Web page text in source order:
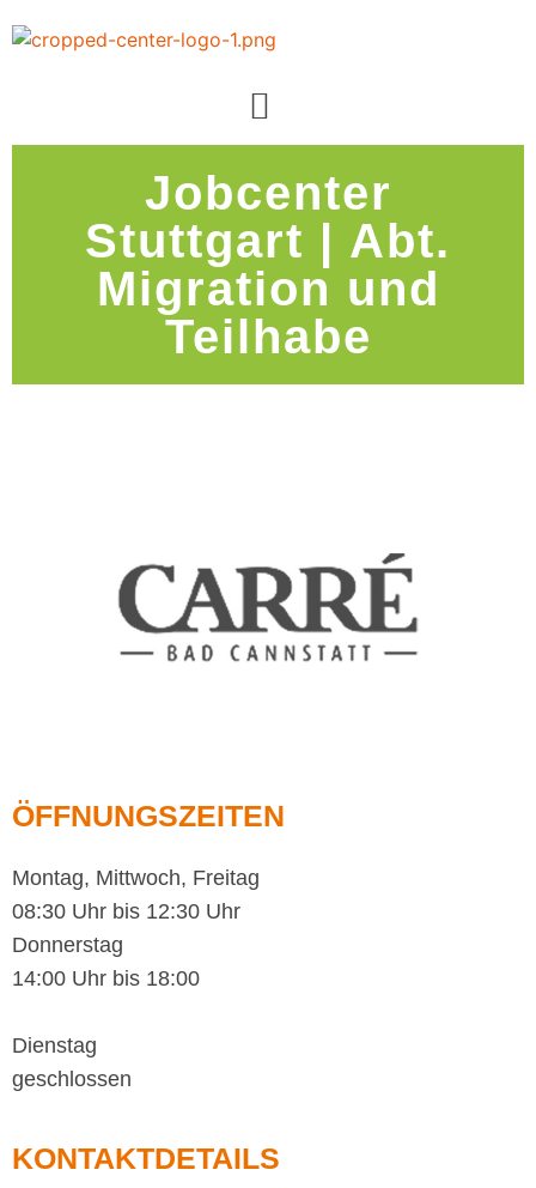
Jobcenter
Stuttgart | Abt.
Migration und
Teilhabe
ÖFFNUNGSZEITEN
Montag, Mittwoch, Freitag
08:30 Uhr bis 12:30 Uhr
Donnerstag
14:00 Uhr bis 18:00
Dienstag
geschlossen
KONTAKTDETAILS